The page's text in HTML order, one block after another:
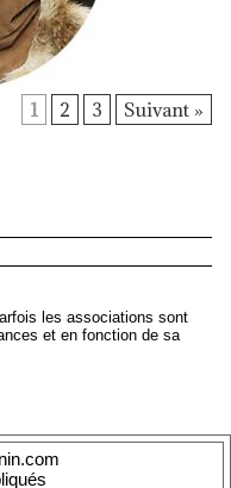
1 2 3 Suivant »
les associations sont
et en fonction de sa